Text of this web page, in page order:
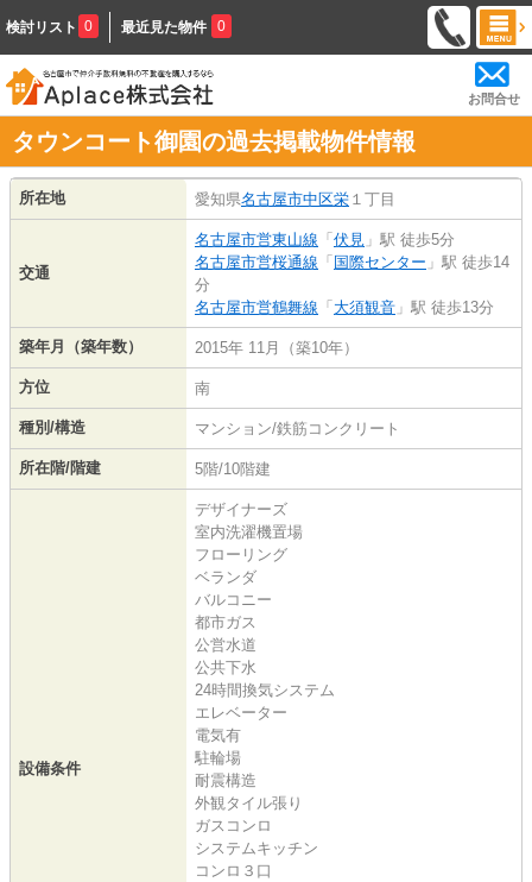
検討リスト 0 最近見た物件 0
お問合せ
タウンコート御園の過去掲載物件情報
所在地 愛知県名古屋市中区栄 １丁目
交通
名古屋市営東山線 「 伏見 」駅 徒歩5分
名古屋市営桜通線 「 国際センター 」駅 徒歩14
分
名古屋市営鶴舞線 「 大須観音 」駅 徒歩13分
築年月（築年数） 2015年 11月（築10年）
方位 南
種別/構造 マンション/鉄筋コンクリート
所在階/階建 5階/10階建
設備条件
デザイナーズ
室内洗濯機置場
フローリング
ベランダ
バルコニー
都市ガス
公営水道
公共下水
24時間換気システム
エレベーター
電気有
駐輪場
耐震構造
外観タイル張り
ガスコンロ
システムキッチン
コンロ３口